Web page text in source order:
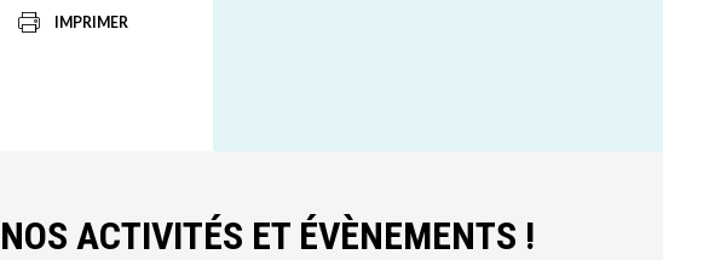
IMPRIMER
ACTIVITÉS ET ÉVÈNEMENTS !